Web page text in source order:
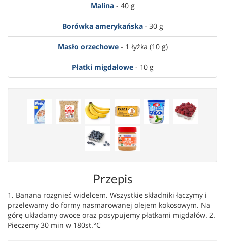
Malina- 40 g
Borówka amerykańska- 30 g
Masło orzechowe- 1 łyżka (10 g)
Płatki migdałowe- 10 g
Przepis
1. Banana rozgnieć widelcem. Wszystkie składniki łączymy i
przelewamy do formy nasmarowanej olejem kokosowym. Na
górę układamy owoce oraz posypujemy płatkami migdałów. 2.
Pieczemy 30 min w 180st.°C